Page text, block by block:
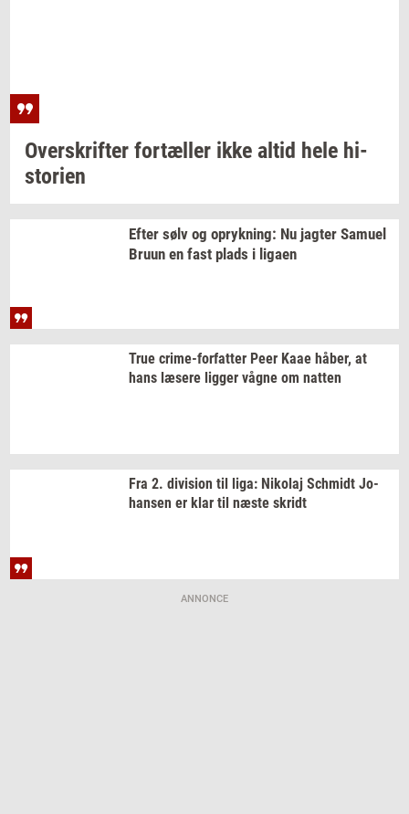
Over­skrif­ter for­tæl­ler ikke altid hele hi­
sto­ri­en
Efter sølv og op­ryk­ning: Nu jag­ter Samu­el
Bruun en fast plads i liga­en
True crime-​forfatter Peer Kaae håber, at
hans læ­se­re lig­ger vågne om nat­ten
Fra 2. di­vi­sion til liga: Ni­ko­laj Sch­midt Jo­
han­sen er klar til næste skridt
ANNONCE